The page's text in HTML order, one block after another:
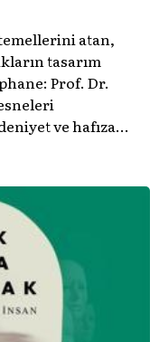
atan,
tasarım
Prof. Dr.
ve hafıza